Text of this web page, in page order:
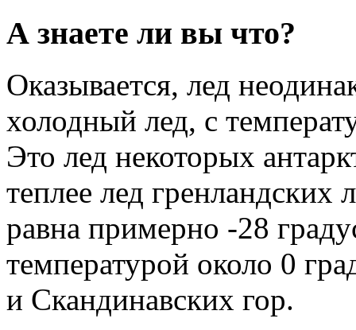
А знаете ли вы что?
Оказывается, лед
холодный лед, с
Это лед некоторых
теплее лед гренландских
равна примерно -28
температурой около 0
и Скандинавских гор.